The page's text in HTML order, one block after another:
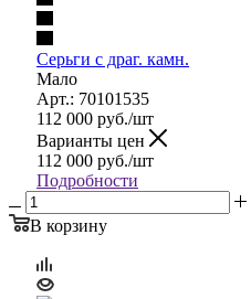
Серьги с драг. камн.
Мало
Арт.: 70101535
112 000 руб./шт
Варианты цен
112 000 руб./шт
Подробности
В корзину